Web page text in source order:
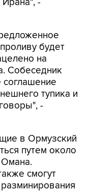
будет
на
Собеседник
соглашение
тупика и
-
в Ормузский
путем около
смогут